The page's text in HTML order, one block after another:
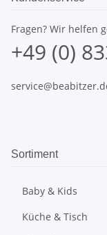
Fragen? Wir helfen
+49 (0)
Sortiment
Baby & Kids
Küche & Tisch